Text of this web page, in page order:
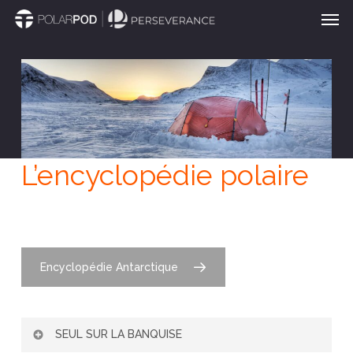
Passer
contenu
principal
L’encyclopédie polaire
Encyclopédie Antarctique
SEUL SUR LA BANQUISE